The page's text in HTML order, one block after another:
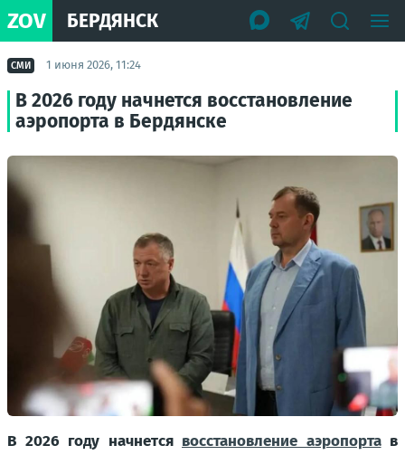
ZOV БЕРДЯНСК
СМИ 1 июня 2026, 11:24
В 2026 году начнется восстановление
аэропорта в Бердянске
В 2026 году начнется восстановление аэропортав